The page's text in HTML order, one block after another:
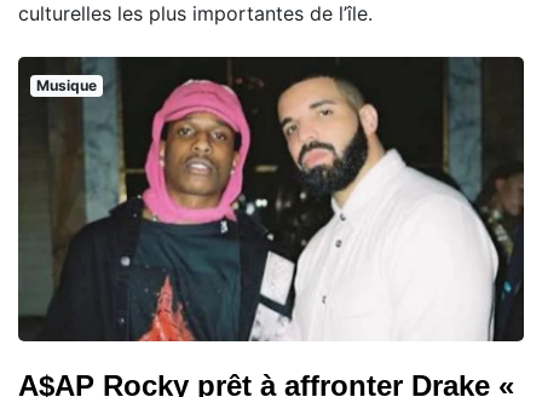
culturelles les plus importantes de l’île.
Musique
A$AP Rocky prêt à affronter Drake «